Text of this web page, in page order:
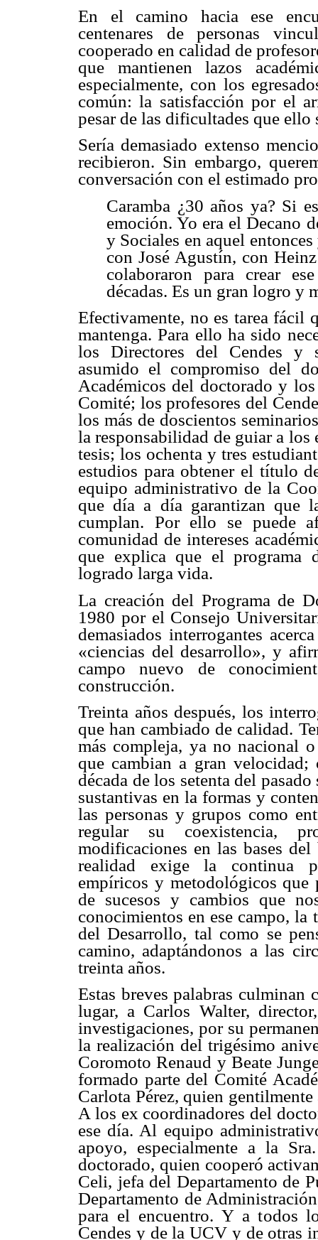
En el camino hacia ese
centenares de personas
cooperado en calidad de
que mantienen lazos
especialmente, con los
común: la satisfacción por el
pesar de las dificultades que ello
Sería demasiado extenso
recibieron. Sin embargo,
conversación con el estimado
Caramba ¿30 años ya? Si
emoción. Yo era el Decano
y Sociales en aquel
con José Agustín, con
colaboraron para crear
décadas. Es un gran logro y
Efectivamente, no es tarea fácil
mantenga. Para ello ha sido
los Directores del Cendes y
asumido el compromiso del
Académicos del doctorado y
Comité; los profesores del
los más de doscientos
la responsabilidad de guiar a los
tesis; los ochenta y tres
estudios para obtener el título
equipo administrativo de la
que día a día garantizan que
cumplan. Por ello se puede
comunidad de intereses
que explica que el programa
logrado larga vida.
La creación del Programa de
1980 por el Consejo
demasiados interrogantes
«ciencias del desarrollo», y
campo nuevo de
construcción.
Treinta años después, los
que han cambiado de calidad.
más compleja, ya no nacional
que cambian a gran
década de los setenta del
sustantivas en la formas y
las personas y grupos como
regular su coexistencia,
modificaciones en las bases
realidad exige la continua
empíricos y metodológicos que
de sucesos y cambios que
conocimientos en ese campo, la
del Desarrollo, tal como se
camino, adaptándonos a las
treinta años.
Estas breves palabras culminan
lugar, a Carlos Walter,
investigaciones, por su
la realización del trigésimo
Coromoto Renaud y Beate
formado parte del Comité
Carlota Pérez, quien
A los ex coordinadores del
ese día. Al equipo
apoyo, especialmente a la
doctorado, quien cooperó
Celi, jefa del Departamento de
Departamento de
para el encuentro. Y a todos
Cendes y de la UCV y de otras